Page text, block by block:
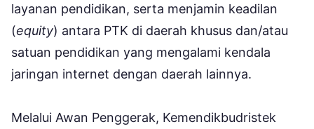
layanan pendidikan, serta menjamin keadilan
(equity) antara PTK di daerah khusus dan/atau
satuan pendidikan yang mengalami kendala
jaringan internet dengan daerah lainnya.
Melalui Awan Penggerak, Kemendikbudristek